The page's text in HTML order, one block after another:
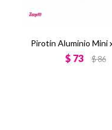
Pirotín Aluminio Mini
$ 73 $86